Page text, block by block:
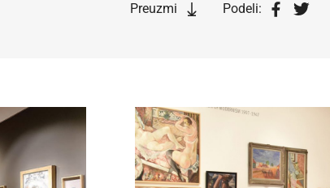
Preuzmi Podeli: